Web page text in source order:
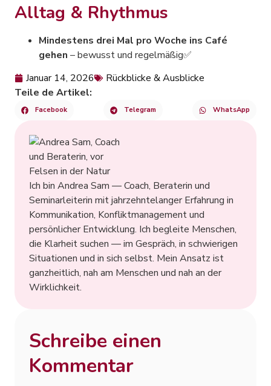
Alltag & Rhythmus
Mindestens drei Mal pro Woche ins Café
gehen – bewusst und regelmäßig✅
Januar 14, 2026
Rückblicke & Ausblicke
Teile de Artikel:
Facebook Telegram WhatsApp
Ich bin Andrea Sam — Coach, Beraterin und
Seminarleiterin mit jahrzehntelanger Erfahrung in
Kommunikation, Konfliktmanagement und
persönlicher Entwicklung. Ich begleite Menschen,
die Klarheit suchen — im Gespräch, in schwierigen
Situationen und in sich selbst. Mein Ansatz ist
ganzheitlich, nah am Menschen und nah an der
Wirklichkeit.
Schreibe einen
Kommentar